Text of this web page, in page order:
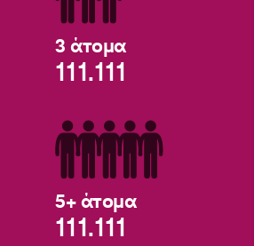
3 άτομα
111.111
5+ άτομα
111.111